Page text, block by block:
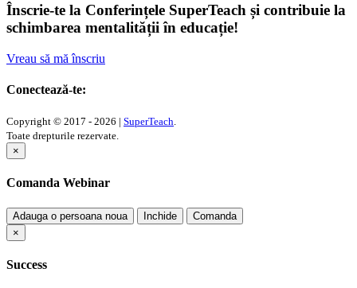
Înscrie-te la Conferințele SuperTeach și contribuie la
schimbarea mentalității în educație!
Vreau să mă înscriu
Conectează-te:
Copyright © 2017 - 2026 | SuperTeach.
Toate drepturile rezervate.
×
Comanda Webinar
Adauga o persoana noua Inchide
Comanda
×
Success